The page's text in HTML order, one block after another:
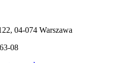
04-074 Warszawa
08